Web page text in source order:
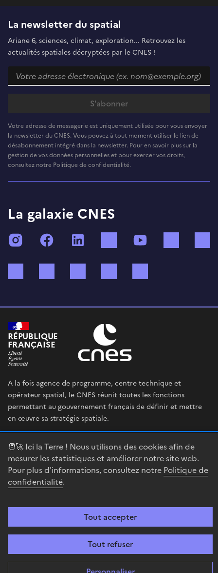
🧑‍🚀 Ici la Terre ! Nous utilisons des cookies afin de
mesurer les statistiques et améliorer notre site web.
Pour plus d'informations, consultez notre Politique de
confidentialité.
Tout accepter
Tout refuser
La newsletter du spatial
Ariane 6, sciences, climat, exploration... Retrouvez les
actualités spatiales décryptées par le CNES !
Votre adresse de messagerie est uniquement utilisée pour vous envoyer
la newsletter du CNES. Vous pouvez à tout moment utiliser le lien de
désabonnement intégré dans la newsletter. Pour en savoir plus sur la
gestion de vos données personnelles et pour exercer vos droits,
consultez notre Politique de confidentialité.
La galaxie CNES
InstagramFacebook TikTok
RÉPUBLIQUE
FRANÇAISE
A la fois agence de programme, centre technique et
opérateur spatial, le CNES réunit toutes les fonctions
permettant au gouvernement français de définir et mettre
en œuvre sa stratégie spatiale.
legifrance.gouv.fr
gouvernement.fr
service-public.fr
data.gouv.fr
Accessibilité : partiellement conforme
confidentialité
Gestion des cookies Contact
Centre spatial
guyanais
Sauf mention explicite de propriété intellectuelle détenue par des tiers,
les contenus de ce site sont proposés sousLicence Etalab-2.0